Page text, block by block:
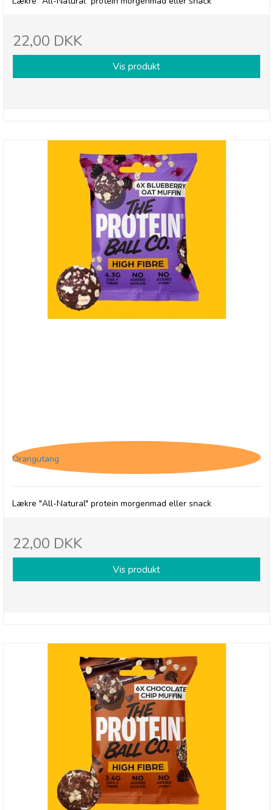
22,00 DKK
Vis produkt
Orangutang
Lækre "All-Natural" protein morgenmad eller snack
22,00 DKK
Vis produkt